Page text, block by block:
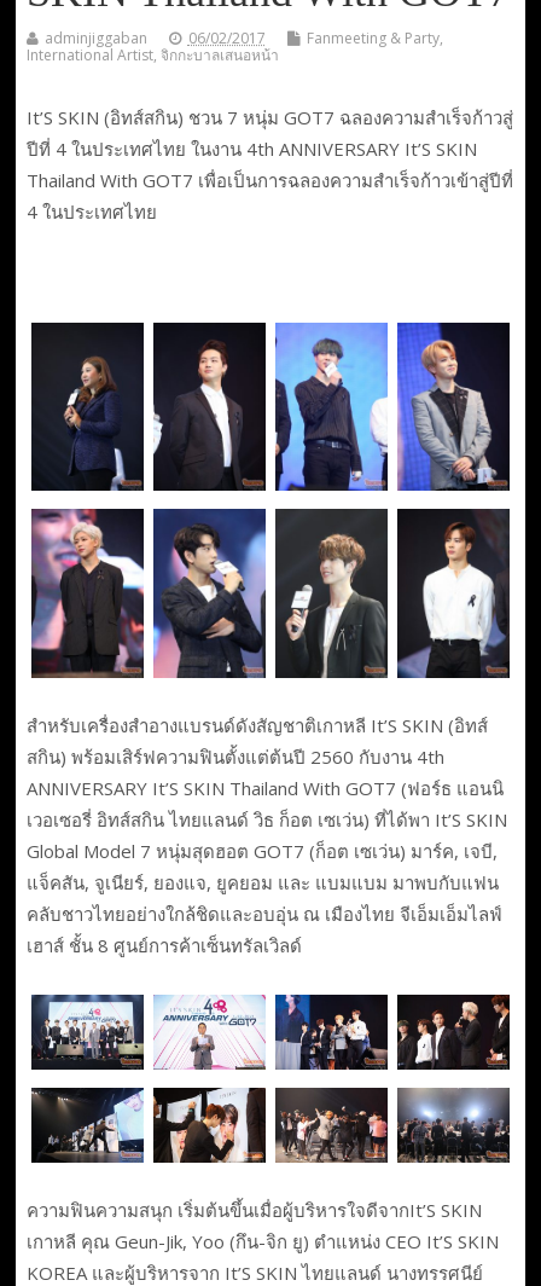
adminjiggaban 06/02/2017 Fanmeeting & Party,
International Artist, จิกกะบาลเสนอหน้า
It’S SKIN (อิทส์สกิน) ชวน 7 หนุ่ม GOT7 ฉลองความสำเร็จก้าวสู่
ปีที่ 4 ในประเทศไทย ในงาน 4th ANNIVERSARY It’S SKIN
Thailand With GOT7 เพื่อเป็นการฉลองความสำเร็จก้าวเข้าสู่ปีที่
4 ในประเทศไทย
สำหรับเครื่องสำอางแบรนด์ดังสัญชาติเกาหลี It’S SKIN (อิทส์
สกิน) พร้อมเสิร์ฟความฟินตั้งแต่ต้นปี 2560 กับงาน 4th
ANNIVERSARY It’S SKIN Thailand With GOT7 (ฟอร์ธ แอนนิ
เวอเซอรี่ อิทส์สกิน ไทยแลนด์ วิธ ก็อต เซเว่น) ที่ได้พา It’S SKIN
Global Model 7 หนุ่มสุดฮอต GOT7 (ก็อต เซเว่น) มาร์ค, เจบี,
แจ็คสัน, จูเนียร์, ยองแจ, ยูคยอม และ แบมแบม มาพบกับแฟน
คลับชาวไทยอย่างใกล้ชิดและอบอุ่น ณ เมืองไทย จีเอ็มเอ็มไลฟ์
เฮาส์ ชั้น 8 ศูนย์การค้าเซ็นทรัลเวิลด์
ความฟินความสนุก เริ่มต้นขึ้นเมื่อผู้บริหารใจดีจากIt’S SKIN
เกาหลี คุณ Geun-Jik, Yoo (กึน-จิก ยู) ตำแหน่ง CEO It’S SKIN
KOREA และผู้บริหารจาก It’S SKIN ไทยแลนด์ นางทรรศนีย์